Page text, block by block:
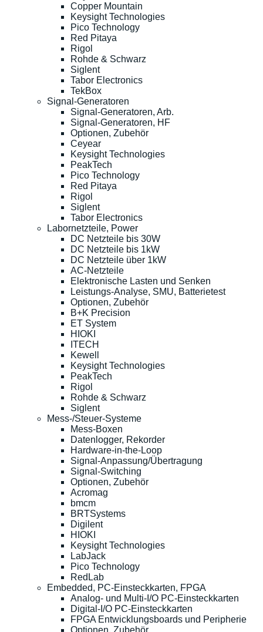
Copper Mountain
Keysight Technologies
Pico Technology
Red Pitaya
Rigol
Rohde & Schwarz
Siglent
Tabor Electronics
TekBox
Signal-Generatoren
Signal-Generatoren, Arb.
Signal-Generatoren, HF
Optionen, Zubehör
Ceyear
Keysight Technologies
PeakTech
Pico Technology
Red Pitaya
Rigol
Siglent
Tabor Electronics
Labornetzteile, Power
DC Netzteile bis 30W
DC Netzteile bis 1kW
DC Netzteile über 1kW
AC-Netzteile
Elektronische Lasten und Senken
Leistungs-Analyse, SMU, Batterietest
Optionen, Zubehör
B+K Precision
ET System
HIOKI
ITECH
Kewell
Keysight Technologies
PeakTech
Rigol
Rohde & Schwarz
Siglent
Mess-/Steuer-Systeme
Mess-Boxen
Datenlogger, Rekorder
Hardware-in-the-Loop
Signal-Anpassung/Übertragung
Signal-Switching
Optionen, Zubehör
Acromag
bmcm
BRTSystems
Digilent
HIOKI
Keysight Technologies
LabJack
Pico Technology
RedLab
Embedded, PC-Einsteckkarten, FPGA
Analog- und Multi-I/O PC-Einsteckkarten
Digital-I/O PC-Einsteckkarten
FPGA Entwicklungsboards und Peripherie